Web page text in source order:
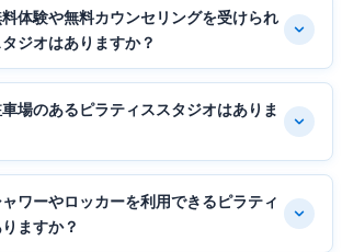
体験や無料カウンセリングを受けられ
ジオはありますか？
場のあるピラティススタジオはありま
ワーやロッカーを利用できるピラティ
ますか？